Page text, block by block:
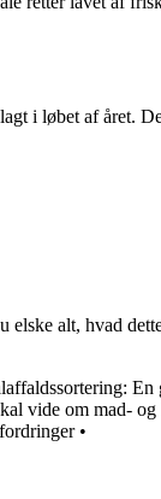
i løbet af året.
alt, hvad
vide om mad-
•